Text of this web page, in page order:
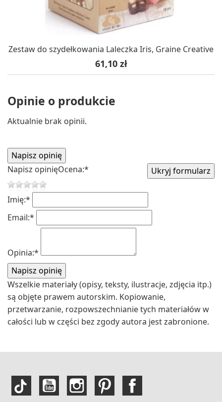
Zestaw do szydełkowania Laleczka Iris, Graine Creative
Cena
61,10 zł
Opinie o produkcie
Aktualnie brak opinii.
Napisz opinięOcena:*
Imię:*
Email:*
Opinia:*
Wszelkie materiały (opisy, teksty, ilustracje, zdjęcia itp.)
są objęte prawem autorskim. Kopiowanie,
przetwarzanie, rozpowszechnianie tych materiałów w
całości lub w części bez zgody autora jest zabronione.